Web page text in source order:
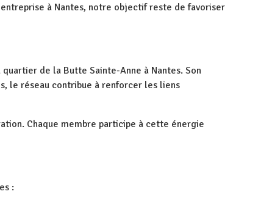
à Nantes, notre objectif reste de favoriser
de la Butte Sainte-Anne à Nantes. Son
le réseau contribue à renforcer les liens
Chaque membre participe à cette énergie
: